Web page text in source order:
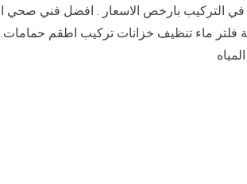
التركيب بارخص الاسعار . افضل فني صحي
فلتر ماء تنظيف خزانات تركيب اطقم